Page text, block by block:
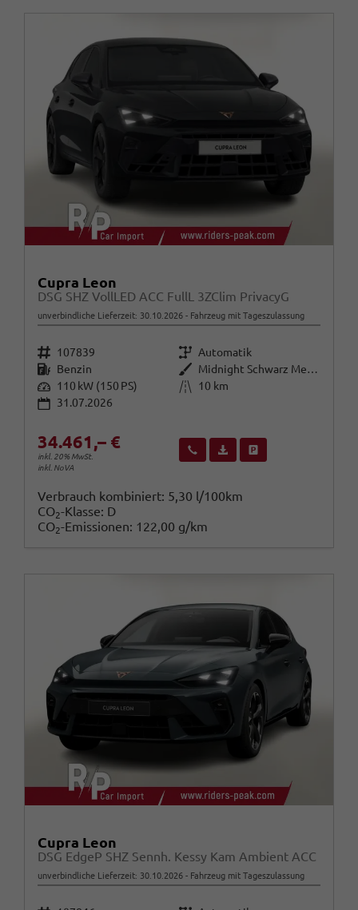
Cupra Leon
DSG SHZ VollLED ACC FullL 3ZClim PrivacyG
unverbindliche Lieferzeit: 30.10.2026 Fahrzeug mit Tageszulassung
Fahrzeugnr. 107839 Getriebe Automatik
Kraftstoff Benzin Außenfarbe
Midnight Schwarz Metallic
Leistung 110 kW (150 PS) Kilometerstand
10 km
31.07.2026
34.461,– €
inkl. 20% MwSt.
inkl. NoVA
Wir rufen Sie anFahrzeugexposé (PDF)
Verbrauch kombiniert: 5,30 l/100km
CO2-Klasse: D
CO2-Emissionen: 122,00 g/km
Cupra Leon
DSG EdgeP SHZ Sennh. Kessy Kam Ambient ACC
unverbindliche Lieferzeit: 30.10.2026 Fahrzeug mit Tageszulassung